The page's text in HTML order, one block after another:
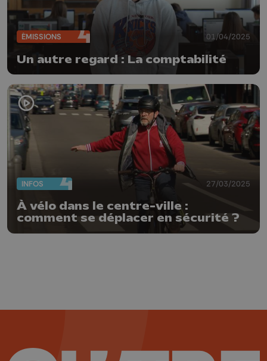
ÉMISSIONS 01/04/2025
Un autre regard : La comptabilité
INFOS 27/03/2025
À vélo dans le centre-ville :
comment se déplacer en sécurité ?